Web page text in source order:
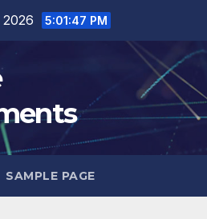
5:01:48 PM
SAMPLE PAGE